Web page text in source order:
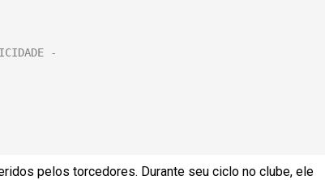
pelos torcedores. Durante seu ciclo no clube, ele